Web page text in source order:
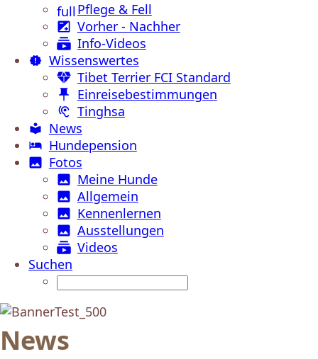
Pflege & Fell
Vorher - Nachher
Info-Videos
Wissenswertes
Tibet Terrier FCI Standard
Einreisebestimmungen
Tinghsa
News
Hundepension
Fotos
Meine Hunde
Allgemein
Kennenlernen
Ausstellungen
Videos
Suchen
News